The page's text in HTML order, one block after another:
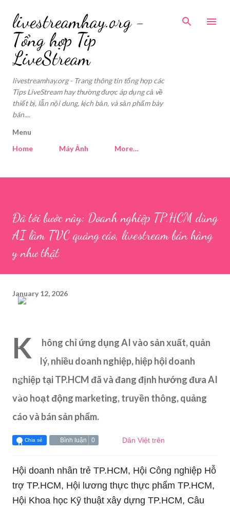
Skip to main content
livestreamhay.org -
Tổng hợp Tip
LiveStream
livestreamhay.org - Trang thông tin tổng hợp các
Tips LiveStream hay thường được áp dụng cả về
thiết bị, lẫn nội dung, kịch bản, và sản phẩm bày
bán....
Menu
Home
Máy Ảnh More…
Đã tới bước này: Doanh nghiệp TP.HCM dùng
AI làm TVC quảng cáo, livestream bán hàng
y như thật
January 12, 2026
K
hông chỉ ứng dụng AI vào sản xuất, quản
lý, nhiều doanh nghiệp, hiệp hội doanh
nghiệp tại TP.HCM đã và đang định hướng đưa AI
vào hoạt động marketing, truyền thông, quảng
cáo và bán sản phẩm.
Chia sẻ Bình luận 0 Dân Việt trên
Hội doanh nhân trẻ TP.HCM, Hội Công nghiệp Hỗ
trợ TP.HCM, Hội lương thực thực phẩm TP.HCM,
Hội Khoa học Kỹ thuật xây dựng TP.HCM, Câu